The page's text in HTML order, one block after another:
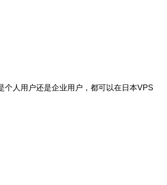
人用户还是企业用户，都可以在日本VPS